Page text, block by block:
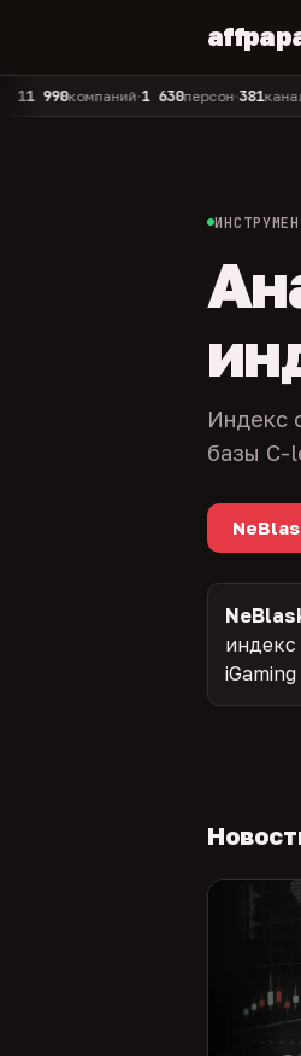
компаний•1 630персон•381каналов в
Индекс
базы C-
индекс
iGaming